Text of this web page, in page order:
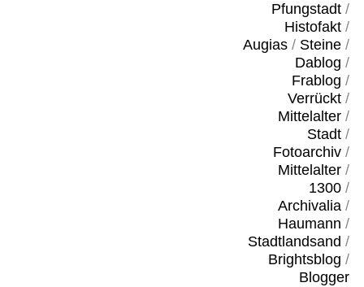
Pfungstadt/
Histofakt/
Augias/ Steine/
Dablog /
Frablog /
Verrückt/
Mittelalter/
Stadt/
Fotoarchiv/
Mittelalter/
1300/
Archivalia/
Haumann /
Stadtlandsand /
Brightsblog /
Blogger